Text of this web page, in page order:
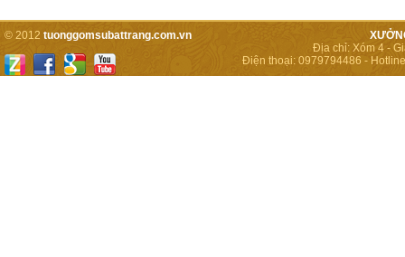
© 2012 tuonggomsubattrang.com.vn
Địa chỉ: Xóm 4 -
Điện thoại: 0979794486 -